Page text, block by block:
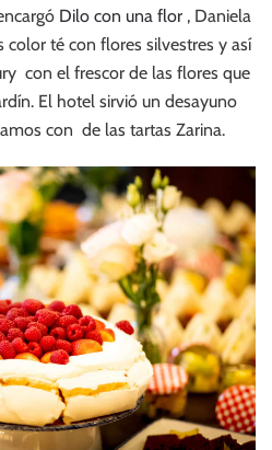
Dilo con una flor , Daniela
color té con flores silvestres y así
con el frescor de las flores que
El hotel sirvió un desayuno
con de las tartas Zarina.